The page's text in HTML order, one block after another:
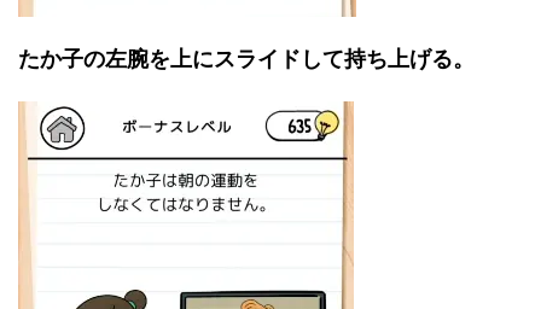
たか子の左腕を上にスライドして持ち上げる。